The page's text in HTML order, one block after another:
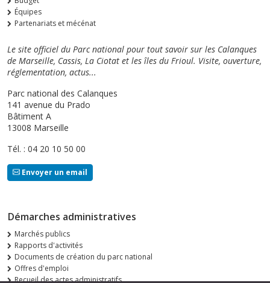
Équipes
Partenariats et mécénat
Le site officiel du Parc national pour tout savoir sur les Calanques
de Marseille, Cassis, La Ciotat et les îles du Frioul. Visite, ouverture,
réglementation, actus...
Parc national des Calanques
141 avenue du Prado
Bâtiment A
13008 Marseille
Tél. : 04 20 10 50 00
Envoyer un email
Démarches administratives
Marchés publics
Rapports d'activités
Documents de création du parc national
Offres d'emploi
Recueil des actes administratifs